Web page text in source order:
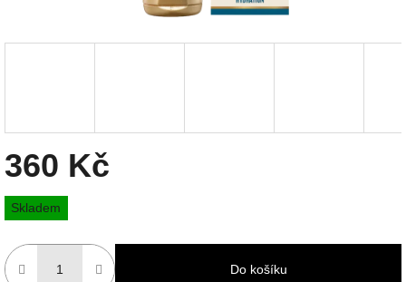
360 Kč
Měrná
cena:
Skladem
Do košíku